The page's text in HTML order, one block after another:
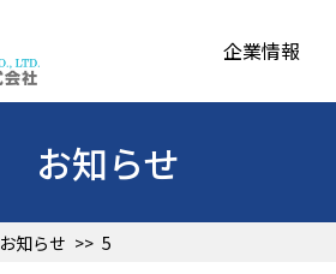
企業情報
お知らせ
お知らせ >> 5